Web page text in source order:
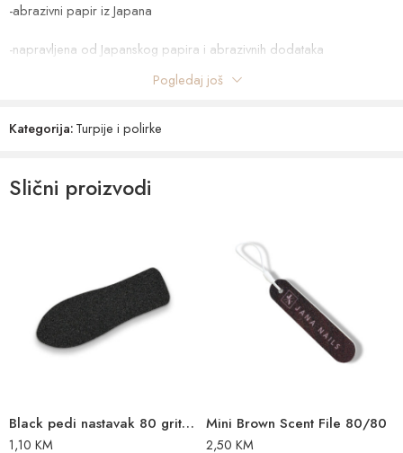
-abrazivni papir iz Japana
-napravljena od Japanskog papira i abrazivnih dodataka
– 6 X dugotrajnije od ostalih rašpi
-extremna otpornost i čvrstoća rašpe !
-ne ostavljaju brazde na noktu
Pogledaj još
Kategorija:Turpije i polirke
Slični proizvodi
Black pedi nastavak 80 gritt – 1kom
1,10 KM
Mini Brown Scent File 80/80
2,50 KM